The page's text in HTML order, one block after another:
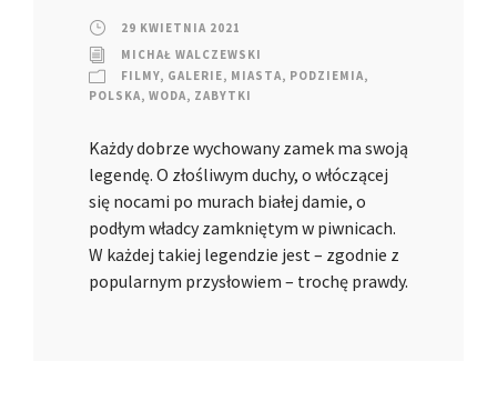
29 KWIETNIA 2021
MICHAŁ WALCZEWSKI
FILMY, GALERIE, MIASTA, PODZIEMIA,
POLSKA, WODA, ZABYTKI
Każdy dobrze wychowany zamek ma swoją
legendę. O złośliwym duchy, o włóczącej
się nocami po murach białej damie, o
podłym władcy zamkniętym w piwnicach.
W każdej takiej legendzie jest – zgodnie z
popularnym przysłowiem – trochę prawdy.